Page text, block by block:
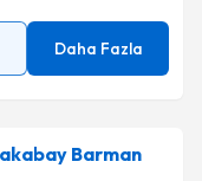
Daha Fazla
Barman